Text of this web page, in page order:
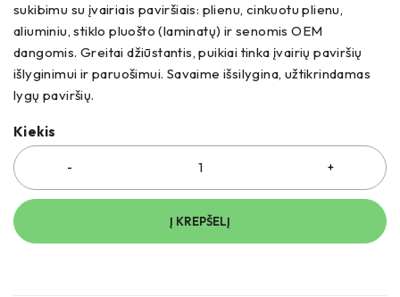
sukibimu su įvairiais paviršiais: plienu, cinkuotu plienu,
aliuminiu, stiklo pluošto (laminatų) ir senomis OEM
dangomis. Greitai džiūstantis, puikiai tinka įvairių paviršių
išlyginimui ir paruošimui. Savaime išsilygina, užtikrindamas
lygų paviršių.
Kiekis
Į KREPŠELĮ